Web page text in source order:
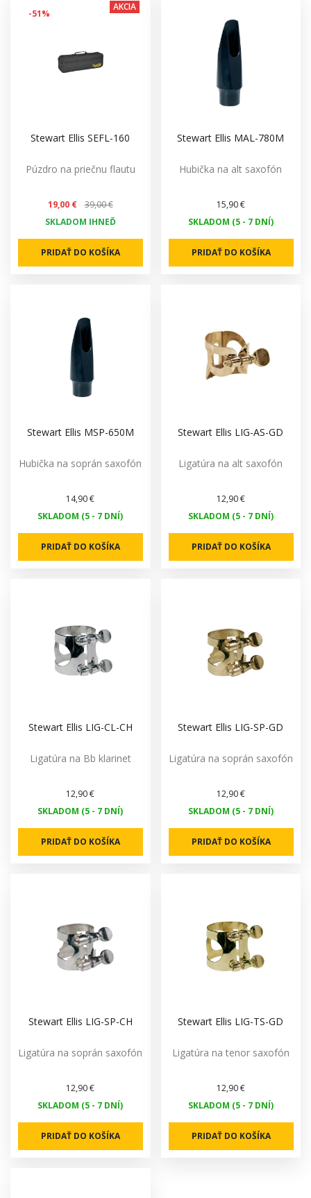
-51%
AKCIA
Stewart Ellis SEFL-160
Púzdro na priečnu flautu
19,00 €
39,00 €
SKLADOM IHNEĎ
PRIDAŤ DO KOŠÍKA
Stewart Ellis MAL-780M
Hubička na alt saxofón
15,90 €
SKLADOM (5 - 7 DNÍ)
PRIDAŤ DO KOŠÍKA
Stewart Ellis MSP-650M
Hubička na soprán saxofón
14,90 €
SKLADOM (5 - 7 DNÍ)
PRIDAŤ DO KOŠÍKA
Stewart Ellis LIG-AS-GD
Ligatúra na alt saxofón
12,90 €
SKLADOM (5 - 7 DNÍ)
PRIDAŤ DO KOŠÍKA
Stewart Ellis LIG-CL-CH
Ligatúra na Bb klarinet
12,90 €
SKLADOM (5 - 7 DNÍ)
PRIDAŤ DO KOŠÍKA
Stewart Ellis LIG-SP-GD
Ligatúra na soprán saxofón
12,90 €
SKLADOM (5 - 7 DNÍ)
PRIDAŤ DO KOŠÍKA
Stewart Ellis LIG-SP-CH
Ligatúra na soprán saxofón
12,90 €
SKLADOM (5 - 7 DNÍ)
PRIDAŤ DO KOŠÍKA
Stewart Ellis LIG-TS-GD
Ligatúra na tenor saxofón
12,90 €
SKLADOM (5 - 7 DNÍ)
PRIDAŤ DO KOŠÍKA